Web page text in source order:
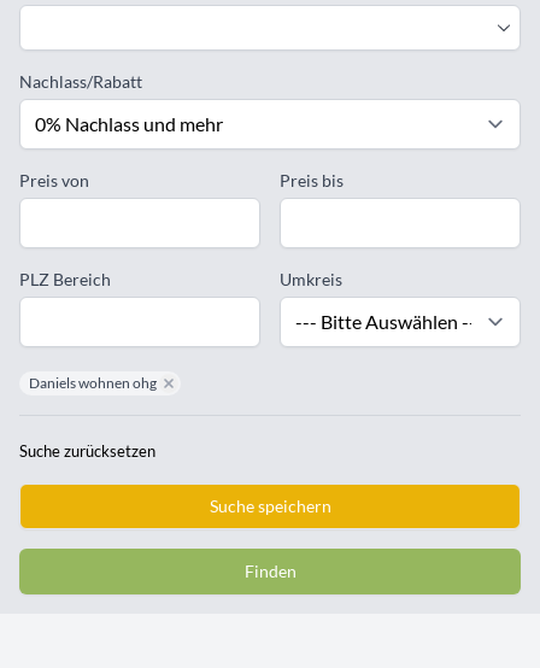
Nachlass/Rabatt
Preis von Preis bis
PLZ Bereich Umkreis
Daniels wohnen ohg remove Daniels wohnen ohg
Suche zurücksetzen
Suche speichern
Finden